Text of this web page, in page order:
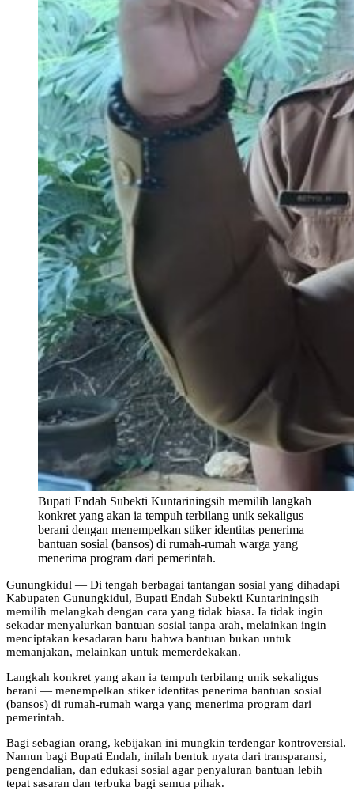
Bupati Endah Subekti Kuntariningsih memilih langkah
konkret yang akan ia tempuh terbilang unik sekaligus
berani dengan menempelkan stiker identitas penerima
bantuan sosial (bansos) di rumah-rumah warga yang
menerima program dari pemerintah.
Gunungkidul — Di tengah berbagai tantangan sosial yang dihadapi
Kabupaten Gunungkidul, Bupati Endah Subekti Kuntariningsih
memilih melangkah dengan cara yang tidak biasa. Ia tidak ingin
sekadar menyalurkan bantuan sosial tanpa arah, melainkan ingin
menciptakan kesadaran baru bahwa bantuan bukan untuk
memanjakan, melainkan untuk memerdekakan.
Langkah konkret yang akan ia tempuh terbilang unik sekaligus
berani — menempelkan stiker identitas penerima bantuan sosial
(bansos) di rumah-rumah warga yang menerima program dari
pemerintah.
Bagi sebagian orang, kebijakan ini mungkin terdengar kontroversial.
Namun bagi Bupati Endah, inilah bentuk nyata dari transparansi,
pengendalian, dan edukasi sosial agar penyaluran bantuan lebih
tepat sasaran dan terbuka bagi semua pihak.